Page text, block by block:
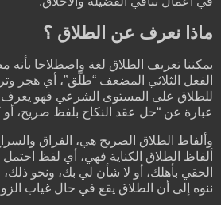
ماذا نعرف عن الطلاق ؟
يمكننا تعريف الطلاق لغة واصطلاحا
الفعل الثلاثي المضعف “طلّق”، أي هجر
للطلاق على المستوى الشرعي فهو يعرف
عبارة عن “حل عقد النكاح بلفظ صريح، أو
وألفاظ الطلاق الصريح هي، الفراق
ألفاظ الطلاق الكناية فهي، أي لفظ
الحقي بأهلك، أو لا شأن لي بك، ونحو
ننوه إلى أن الطلاق يقع في حال غياب